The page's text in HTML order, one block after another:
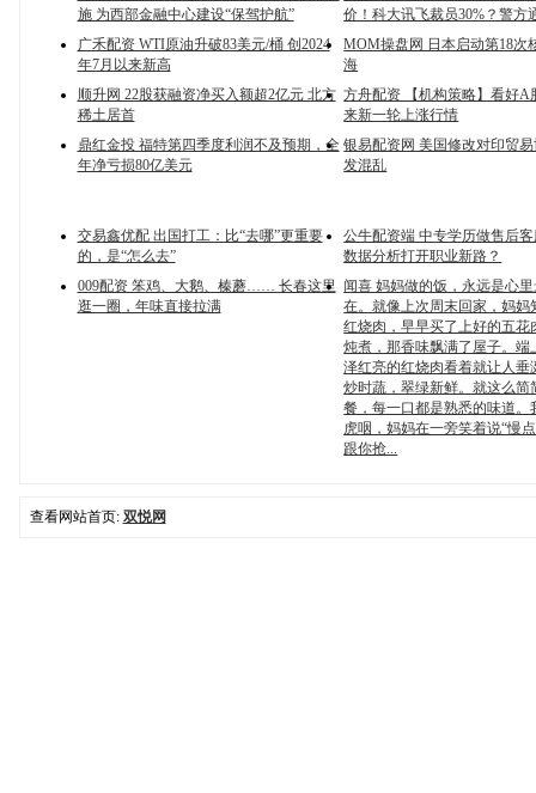
施 为西部金融中心建设“保驾护航”
价！科大讯飞裁员30%？警方
广禾配资 WTI原油升破83美元/桶 创2024
年7月以来新高
MOM操盘网 日本启动第18次
海
顺升网 22股获融资净买入额超2亿元 北方
稀土居首
方舟配资 【机构策略】看好A
来新一轮上涨行情
鼎红金投 福特第四季度利润不及预期，全
年净亏损80亿美元
银易配资网 美国修改对印贸
发混乱
交易鑫优配 出国打工：比“去哪”更重要
的，是“怎么去”
公牛配资端 中专学历做售后
数据分析打开职业新路？
009配资 笨鸡、大鹅、榛蘑…… 长春这里
逛一圈，年味直接拉满
闻喜 妈妈做的饭，永远是心
在。就像上次周末回家，妈妈
红烧肉，早早买了上好的五花
炖煮，那香味飘满了屋子。端
泽红亮的红烧肉看着就让人垂
炒时蔬，翠绿新鲜。就这么简
餐，每一口都是熟悉的味道。
虎咽，妈妈在一旁笑着说“慢
跟你抢...
查看网站首页: 双悦网